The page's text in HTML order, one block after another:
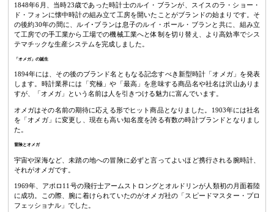
1848年6月、当時23歳であった時計士のルイ・ブランが、スイスのラ・ショー・
ド・フォンに懐中時計の組み立て工房を開いたことがブランドの始まりです。そ
の後約30年の間に、ルイ･ブランは息子のルイ・ポール・ブランと共に、組み立
て工房での手工業から工場での機械工業へと体制を切り替え、より高効率でシス
テマチックな生産システムを完成しました。
「オメガ」の誕生
1894年には、その後のブランド名ともなる記念すべき新型時計「オメガ」を発表
します。時計業界には「究極」や「最高」を意味する商品名や社名は沢山ありま
すが、「オメガ」という名前は人を引きつける魅力に富んでいます。
オメガはその名前の期待に応える形でヒット商品となりました。1903年には社名
を「オメガ」に変更し、現在も高い知名度を誇る有数の時計ブランドとなりまし
た。
冒険とオメガ
宇宙や深海など、未踏の地への冒険に必ずと言ってよいほど携行される腕時計、
それがオメガです。
1969年、アポロ11号の飛行士アームストロングとオルドリンが人類初の月面着陸
に成功。この際、腕に着けられていたのがオメガ社の「スピードマスター・プロ
フェッショナル」でした。